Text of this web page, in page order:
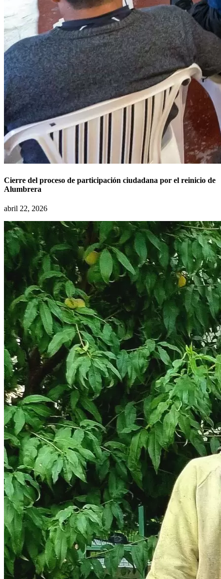
Cierre del proceso de participación ciudadana por el reinicio de
Alumbrera
abril 22, 2026